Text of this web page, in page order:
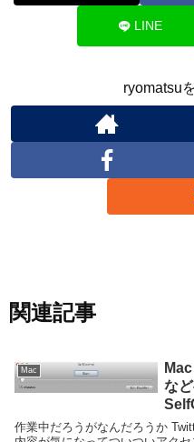
LINE
ryomatsu
関連記事
Mac
な
作業中だろうがなんだろうか